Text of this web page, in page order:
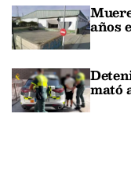
años
mató